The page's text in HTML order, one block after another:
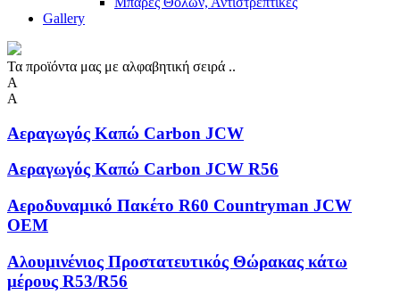
Gallery
Τα προϊόντα μας με αλφαβητική σειρά ..
Α
Α
Αεραγωγός Καπώ Carbon JCW
Αεραγωγός Καπώ Carbon JCW R56
Αεροδυναμικό Πακέτο R60 Countryman JCW
OEM
Αλουμινένιος Προστατευτικός Θώρακας κάτω
μέρους R53/R56